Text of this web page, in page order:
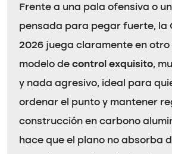
Frente a una pala ofensiva o
pensada para pegar fuerte, la
2026 juega claramente en otro
modelo de control exquisito,
y nada agresivo, ideal para
ordenar el punto y mantener
construcción en carbono
hace que el plano no absorba